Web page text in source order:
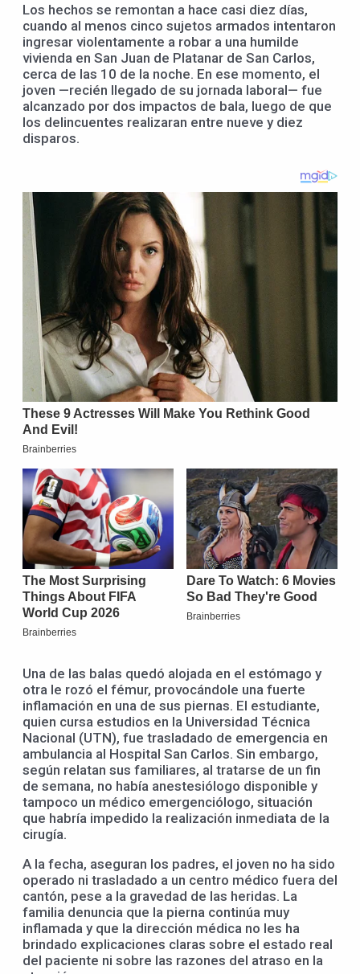
Los hechos se remontan a hace casi diez días,
cuando al menos cinco sujetos armados intentaron
ingresar violentamente a robar a una humilde
vivienda en San Juan de Platanar de San Carlos,
cerca de las 10 de la noche. En ese momento, el
joven —recién llegado de su jornada laboral— fue
alcanzado por dos impactos de bala, luego de que
los delincuentes realizaran entre nueve y diez
disparos.
Una de las balas quedó alojada en el estómago y
otra le rozó el fémur, provocándole una fuerte
inflamación en una de sus piernas. El estudiante,
quien cursa estudios en la Universidad Técnica
Nacional (UTN), fue trasladado de emergencia en
ambulancia al Hospital San Carlos. Sin embargo,
según relatan sus familiares, al tratarse de un fin
de semana, no había anestesiólogo disponible y
tampoco un médico emergenciólogo, situación
que habría impedido la realización inmediata de la
cirugía.
A la fecha, aseguran los padres, el joven no ha sido
operado ni trasladado a un centro médico fuera del
cantón, pese a la gravedad de las heridas. La
familia denuncia que la pierna continúa muy
inflamada y que la dirección médica no les ha
brindado explicaciones claras sobre el estado real
del paciente ni sobre las razones del atraso en la